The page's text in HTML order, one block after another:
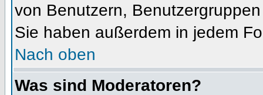
von Benutzern,
Sie haben außerdem in jedem
Nach oben
Was sind Moderatoren?